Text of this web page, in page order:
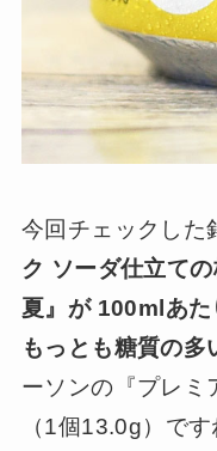
今回チェックした
ク ソーダ仕立て
夏』が 100mlあ
もっとも糖質の多
ーソンの『プレミ
（1個13.0g）で